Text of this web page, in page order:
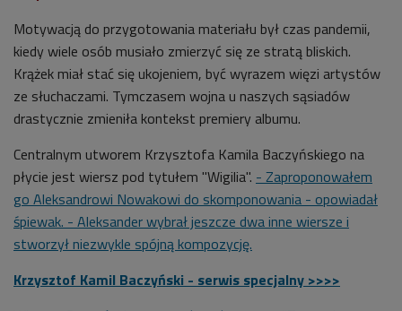
Motywacją do przygotowania materiału był czas pandemii,
kiedy wiele osób musiało zmierzyć się ze stratą bliskich.
Krążek miał stać się ukojeniem, być wyrazem więzi artystów
ze słuchaczami. Tymczasem wojna u naszych sąsiadów
drastycznie zmieniła kontekst premiery albumu.
Centralnym utworem Krzysztofa Kamila Baczyńskiego na
płycie jest wiersz pod tytułem "Wigilia". - Zaproponowałem
go Aleksandrowi Nowakowi do skomponowania - opowiadał
śpiewak. - Aleksander wybrał jeszcze dwa inne wiersze i
stworzył niezwykle spójną kompozycję.
Krzysztof Kamil Baczyński - serwis specjalny >>>>